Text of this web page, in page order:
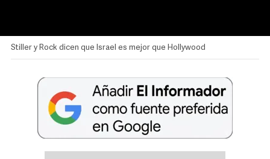
Stiller y Rock dicen que Israel es mejor que Hollywood